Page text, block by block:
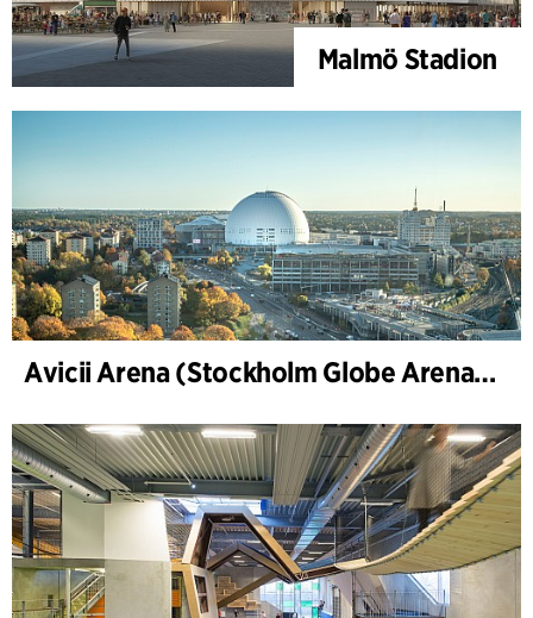
Malmö Stadion
Avicii Arena (Stockholm Globe Arena), renovation och modernisation